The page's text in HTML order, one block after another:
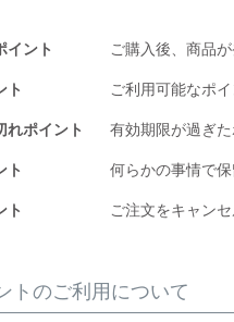
イント ご購入後、商品
ト ご利用可能なポイ
れポイント 有効期限が過ぎた
ト 何らかの事情で保
ト ご注文をキャン
トのご利用について